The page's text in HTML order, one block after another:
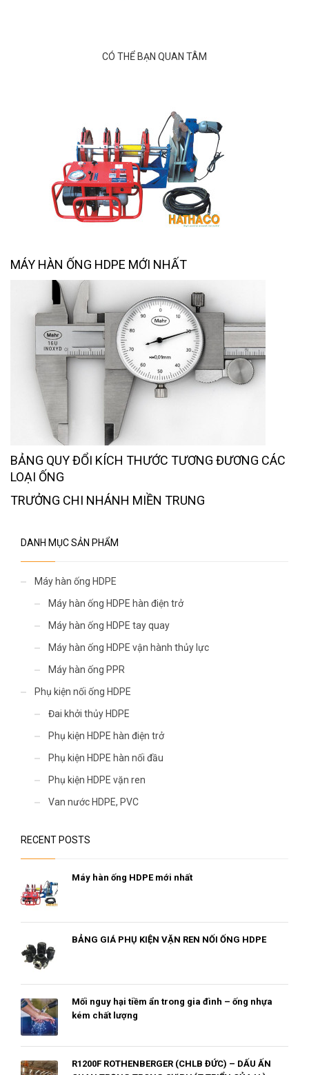
CÓ THỂ BẠN QUAN TÂM
MÁY HÀN ỐNG HDPE MỚI NHẤT
BẢNG QUY ĐỔI KÍCH THƯỚC TƯƠNG ĐƯƠNG CÁC
LOẠI ỐNG
TRƯỞNG CHI NHÁNH MIỀN TRUNG
DANH MỤC SẢN PHẨM
Máy hàn ống HDPE
Máy hàn ống HDPE hàn điện trở
Máy hàn ống HDPE tay quay
Máy hàn ống HDPE vận hành thủy lực
Máy hàn ống PPR
Phụ kiện nối ống HDPE
Đai khởi thủy HDPE
Phụ kiện HDPE hàn điện trở
Phụ kiện HDPE hàn nối đầu
Phụ kiện HDPE vặn ren
Van nước HDPE, PVC
RECENT POSTS
Máy hàn ống HDPE mới nhất
BẢNG GIÁ PHỤ KIỆN VẶN REN NỐI ỐNG HDPE
Mối nguy hại tiềm ẩn trong gia đình – ống nhựa
kém chất lượng
R1200F ROTHENBERGER (CHLB ĐỨC) – DẤU ẤN